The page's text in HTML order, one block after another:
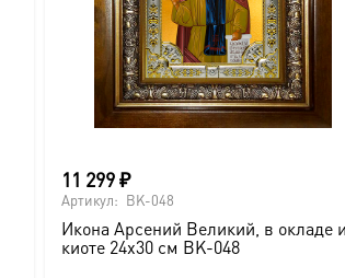
11 299₽
Артикул: BK-048
Икона Арсений Великий, в окладе и
киоте 24х30 см BK-048